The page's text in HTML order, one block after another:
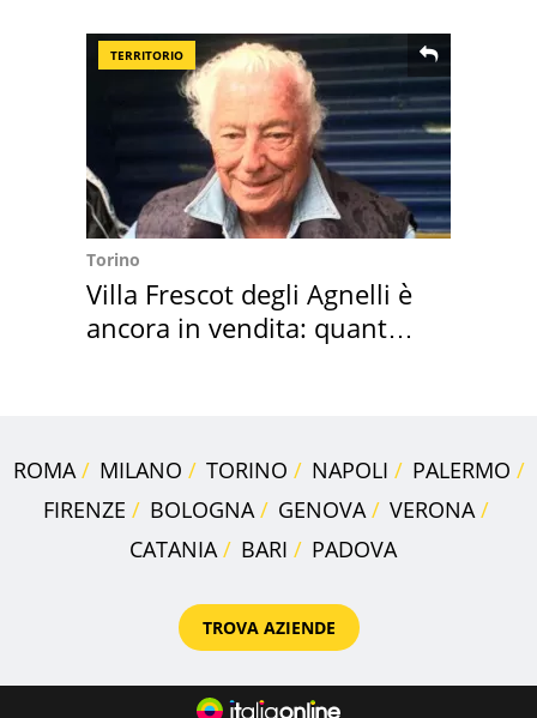
TERRITORIO
Torino
Villa Frescot degli Agnelli è
ancora in vendita: quanto
ROMA MILANO TORINO NAPOLI
PALERMO
FIRENZE
BOLOGNA GENOVA
VERONA
CATANIA
BARI PADOVA
TROVA AZIENDE